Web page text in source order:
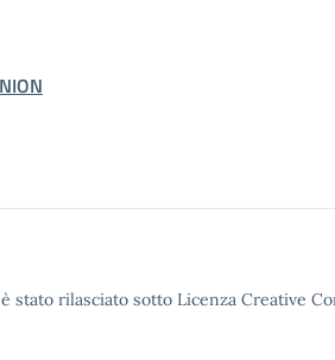
stato rilasciato sotto Licenza Creative